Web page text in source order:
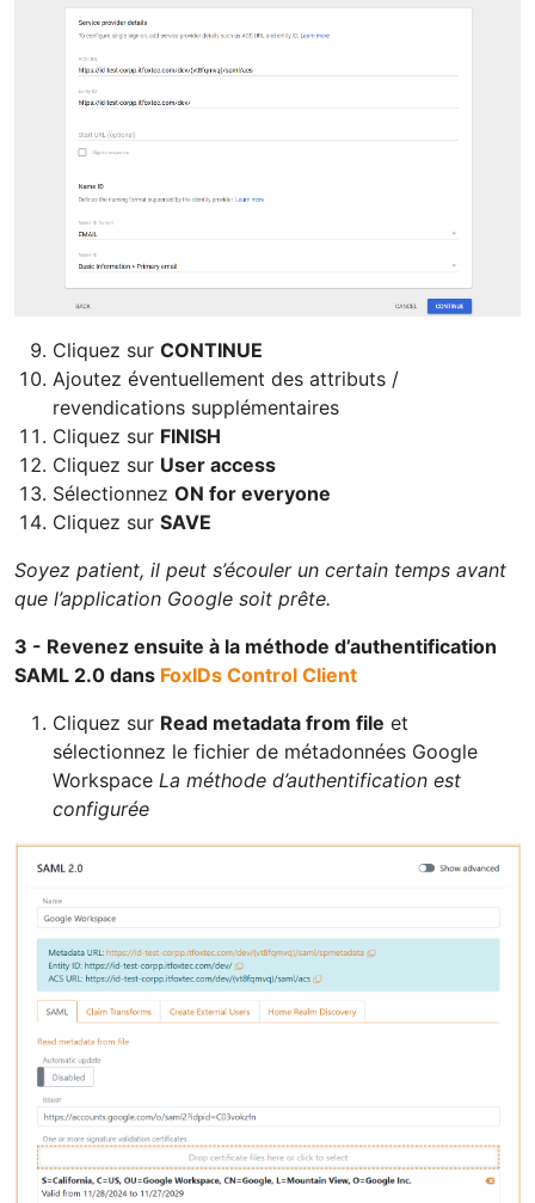
Cliquez sur CONTINUE
Ajoutez éventuellement des attributs /
revendications supplémentaires
Cliquez sur FINISH
Cliquez sur User access
Sélectionnez ON for everyone
Cliquez sur SAVE
Soyez patient, il peut s’écouler un certain temps avant
que l’application Google soit prête.
3 - Revenez ensuite à la méthode d’authentification
SAML 2.0 dans FoxIDs Control Client
Cliquez sur Read metadata from file et
sélectionnez le fichier de métadonnées Google
Workspace La méthode d’authentification est
configurée